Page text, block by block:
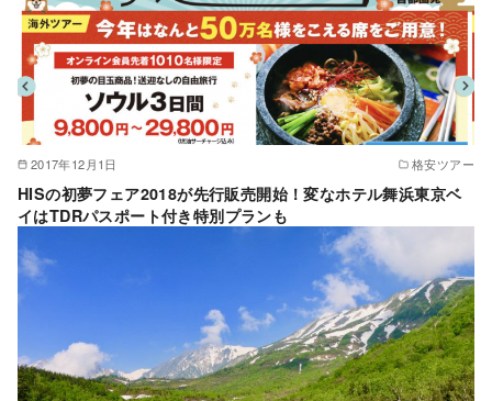
2017年12月1日 格安ツアー
HISの初夢フェア2018が先行販売開始！変なホテル舞浜東京ベ
イはTDRパスポート付き特別プランも